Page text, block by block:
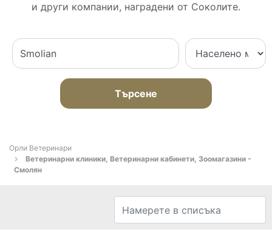
и други компании, наградени от Соколите.
Търсене
Орли Ветеринари
Ветеринарни клиники, Ветеринарни кабинети, Зоомагазини -
Смолян